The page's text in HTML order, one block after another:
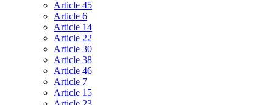
Article 45
Article 6
Article 14
Article 22
Article 30
Article 38
Article 46
Article 7
Article 15